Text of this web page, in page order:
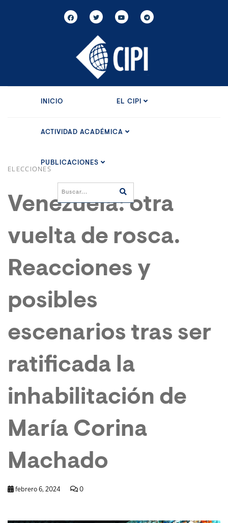
INICIO EL CIPI
ACTIVIDAD ACADÉMICA
PUBLICACIONES
ELECCIONES
Venezuela: otra
vuelta de rosca.
Reacciones y
posibles
escenarios tras ser
ratificada la
inhabilitación de
María Corina
Machado
febrero 6, 2024 0